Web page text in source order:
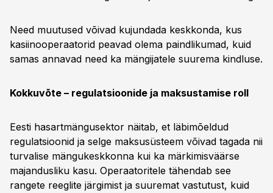
Need muutused võivad kujundada keskkonda, kus
kasiinooperaatorid peavad olema paindlikumad, kuid
samas annavad need ka mängijatele suurema kindluse.
Kokkuvõte – regulatsioonide ja maksustamise roll
Eesti hasartmängusektor näitab, et läbimõeldud
regulatsioonid ja selge maksusüsteem võivad tagada nii
turvalise mängukeskkonna kui ka märkimisväärse
majandusliku kasu. Operaatoritele tähendab see
rangete reeglite järgimist ja suuremat vastutust, kuid